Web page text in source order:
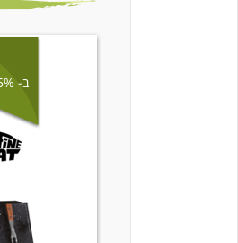
ב- 15% הנחה